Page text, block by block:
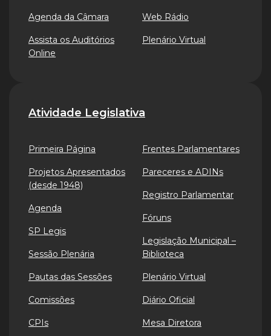
Agenda da Câmara
Assista os Auditórios
Online
Web Rádio
Plenário Virtual
Atividade Legislativa
Primeira Página
Projetos Apresentados
(desde 1948)
Agenda
SP Legis
Sessão Plenária
Pautas das Sessões
Comissões
CPIs
Frentes Parlamentares
Pareceres e ADINs
Registro Parlamentar
Fóruns
Legislação Municipal –
Biblioteca
Plenário Virtual
Diário Oficial
Mesa Diretora